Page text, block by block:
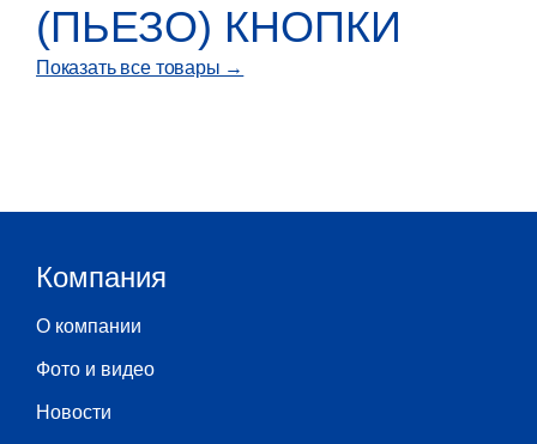
(ПЬЕЗО) КНОПКИ
Показать все товары →
Компания
О компании
Фото и видео
Новости